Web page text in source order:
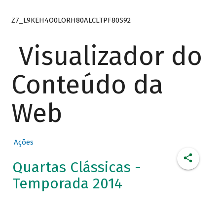
Z7_L9KEH4O0LORH80ALCLTPF80S92
Visualizador do
Conteúdo da
Web
Ações
Quartas Clássicas -
Temporada 2014